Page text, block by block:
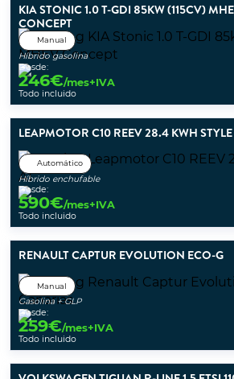
KIA STONIC 1.0 T-GDI 85KW (115CV)
CONCEPT
Manual
Híbrido gasolina
Desde:
246€/mes+IVA
Todo incluido
LEAPMOTOR C10 REEV 28.4 KWH
Automático
Híbrido enchufable
Desde:
590€/mes+IVA
Todo incluido
RENAULT CAPTUR EVOLUTION ECO-G
Manual
Gasolina + GLP
Desde:
259€/mes+IVA
Todo incluido